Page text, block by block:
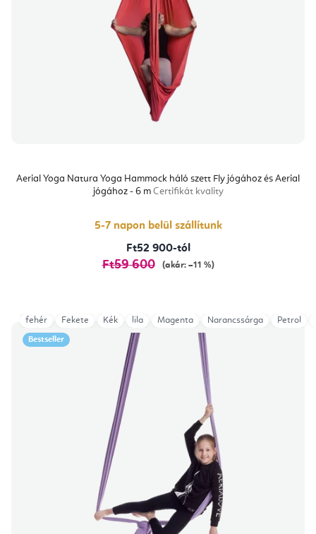
Aerial Yoga Natura Yoga Hammock háló szett Fly jógához és Aerial
jógához - 6 m Certifikát kvality
5-7 napon belül szállítunk
Ft52 900-tól
Ft59 600 (akár: –11 %)
Bestseller
fehér Fekete Kék lila Magenta Narancssárga Petrol